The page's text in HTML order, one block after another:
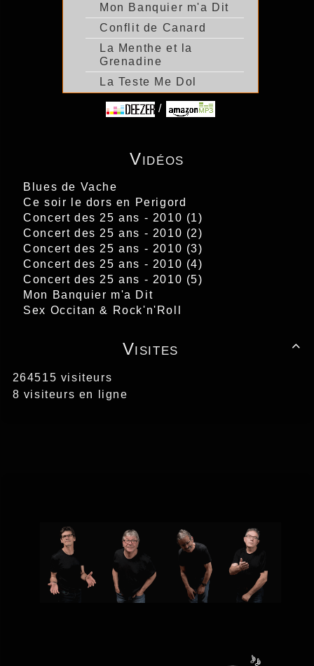
Mon Banquier m'a Dit
Conflit de Canard
La Menthe et la
Grenadine
La Teste Me Dol
/
Vidéos
Blues de Vache
Ce soir le dors en Perigord
Concert des 25 ans - 2010 (1)
Concert des 25 ans - 2010 (2)
Concert des 25 ans - 2010 (3)
Concert des 25 ans - 2010 (4)
Concert des 25 ans - 2010 (5)
Mon Banquier m'a Dit
Sex Occitan & Rock'n'Roll

Visites
264515 visiteurs
8 visiteurs en ligne